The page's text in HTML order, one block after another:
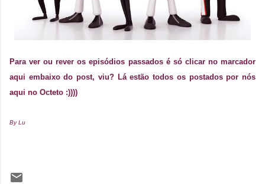
Para ver ou rever os episódios passados é só clicar no marcador
aqui embaixo do post, viu? Lá estão todos os postados por nós
aqui no Octeto :))))
By Lu